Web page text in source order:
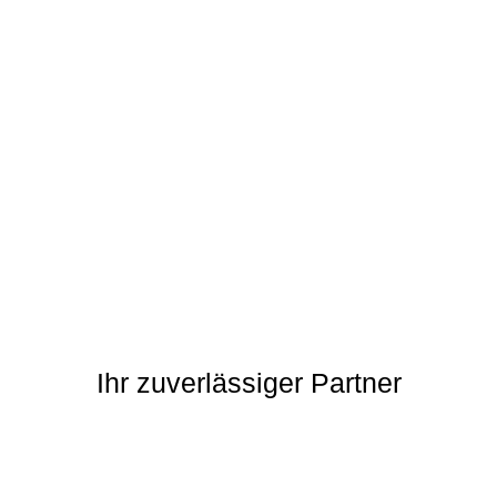
Ihr zuverlässiger Partner